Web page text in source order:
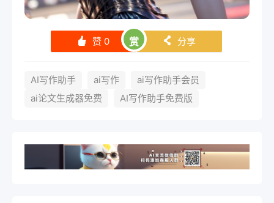
󰄼 赞 0 赏 󰄯 分享
AI写作助手 ai写作
ai写作助手会员
ai论文生成器免费
AI写作助手免费版